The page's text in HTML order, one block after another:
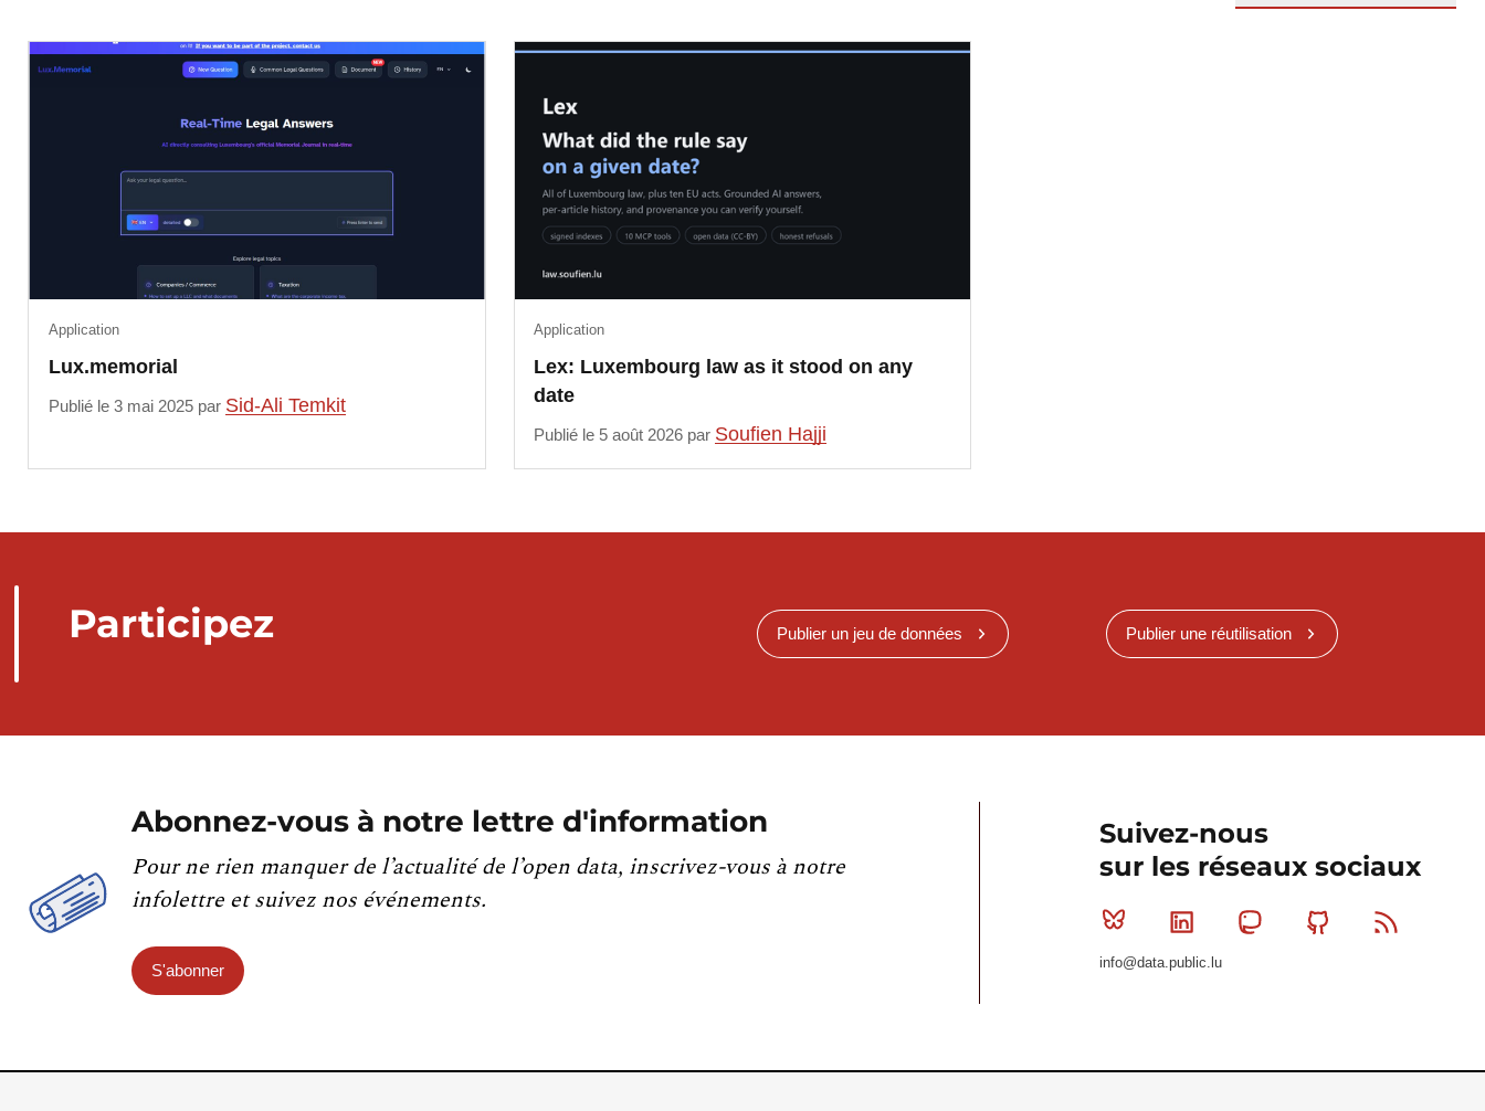
Lux.memorial
Application
Publié le 3 mai 2025 par Sid-Ali Temkit
Lex: Luxembourg law as it stood on any
date
Application
Publié le 5 août 2026 par Soufien Hajji
Participez Publier un jeu de données Publier une réutilisation
Abonnez-vous à notre lettre d'information
Pour ne rien manquer de l’actualité de l’open data, inscrivez-vous à notre
infolettre et suivez nos événements.
S'abonner
Suivez-nous
sur les réseaux sociaux
Bluesky Linkedin MastodonGithub
info@data.public.lu